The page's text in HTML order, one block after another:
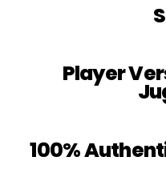
Player
100%